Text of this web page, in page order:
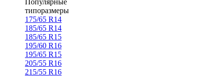
Популярные
типоразмеры
175/65 R14
185/65 R14
185/65 R15
195/60 R16
195/65 R15
205/55 R16
215/55 R16